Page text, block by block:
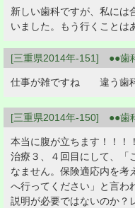
新しい歯科ですが、私には
いました。もう行くことは
[三重県2014年-151] ●●歯
仕事が雑ですね 違う歯
[三重県2014年-150] ●●歯
本当に腹が立ちます！！！
治療３、４回目にして、「
なません。保険適応内を考
へ行ってください」と言わ
説明が必要ではないのか？